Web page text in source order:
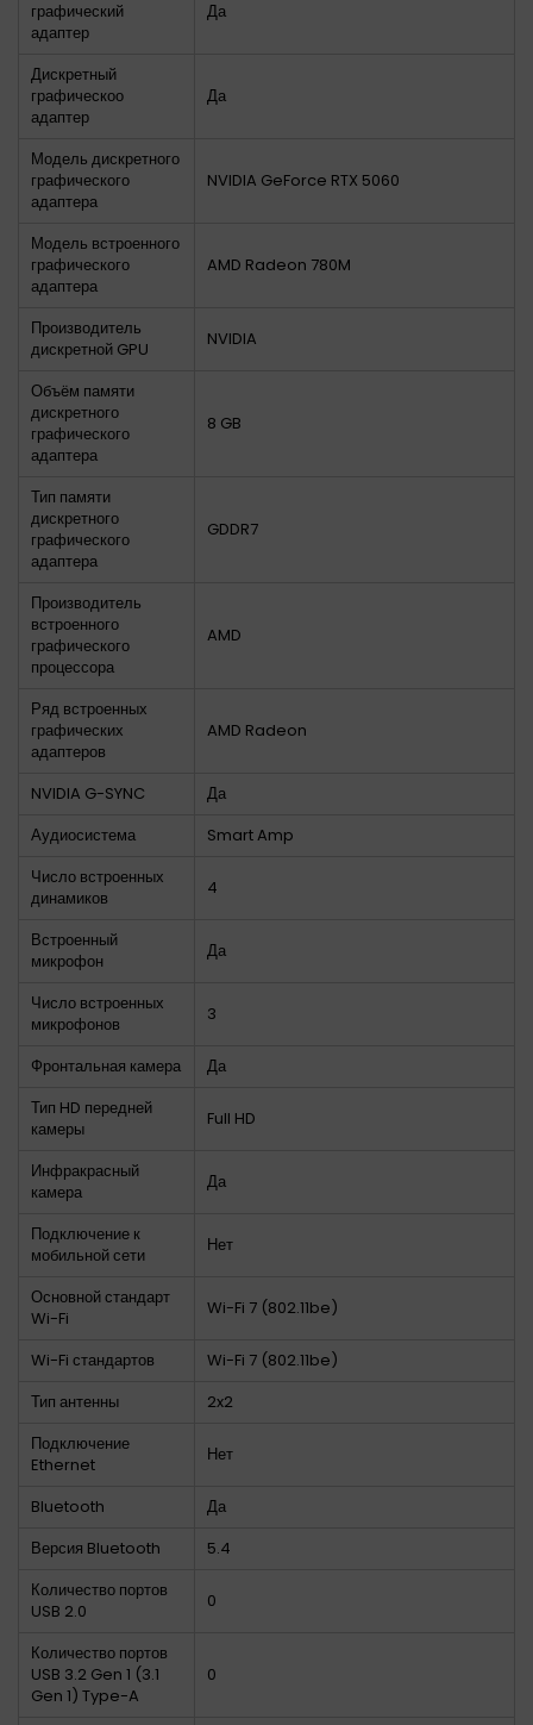
графический
адаптер
Да
Дискретный
графическоо
адаптер
Да
Модель дискретного
графического
адаптера
NVIDIA GeForce RTX 5060
Модель встроенного
графического
адаптера
AMD Radeon 780M
Производитель
дискретной GPU
NVIDIA
Объём памяти
дискретного
графического
адаптера
8 GB
Тип памяти
дискретного
графического
адаптера
GDDR7
Производитель
встроенного
графического
процессора
AMD
Ряд встроенных
графических
адаптеров
AMD Radeon
NVIDIA G-SYNC
Да
Аудиосистема
Smart Amp
Число встроенных
динамиков
4
Встроенный
микрофон
Да
Число встроенных
микрофонов
3
Фронтальная камера
Да
Тип HD передней
камеры
Full HD
Инфракрасный
камера
Да
Подключение к
мобильной сети
Нет
Основной стандарт
Wi-Fi
Wi-Fi 7 (802.11be)
Wi-Fi стандартов
Wi-Fi 7 (802.11be)
Тип антенны
2x2
Подключение
Ethernet
Нет
Bluetooth
Да
Версия Bluetooth
5.4
Количество портов
USB 2.0
0
Количество портов
USB 3.2 Gen 1 (3.1
Gen 1) Type-A
0